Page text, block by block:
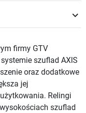
keyboard_arrow_down
firmy GTV
szuflad AXIS
oraz dodatkowe
jej
Relingi
szuflad